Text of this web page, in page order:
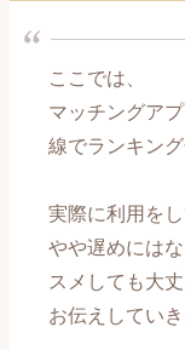
【自分磨き編】記事一
【出会い編】記事一覧
【告白編】記事一覧
【付き合い始め編】
ここでは、
マッチングア
線でランキング
実際に利用を
やや遅めには
スメしても大
お伝えしてい